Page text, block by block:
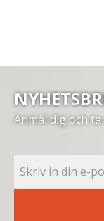
Anmäl dig och